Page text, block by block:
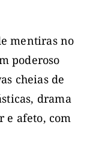
mentiras no
poderoso
cheias de
drama
e afeto, com